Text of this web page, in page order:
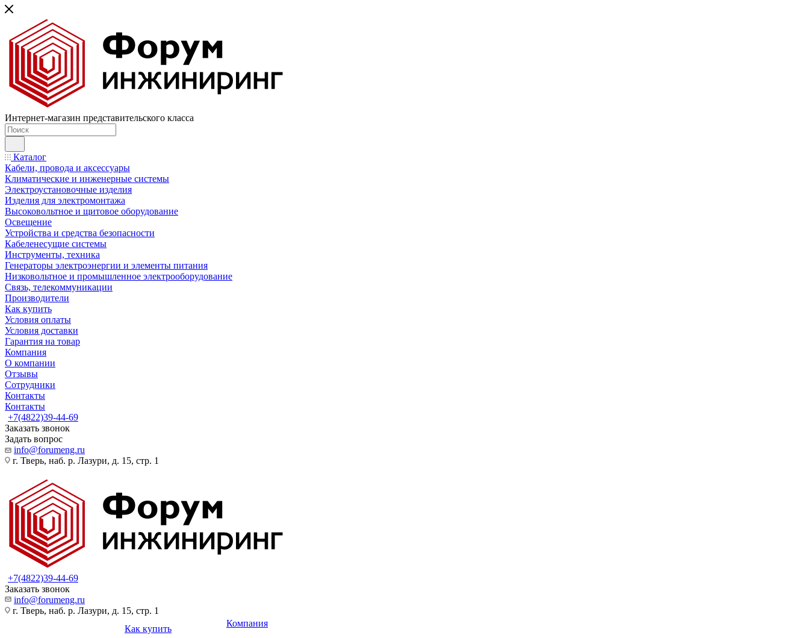
Интернет-магазин представительского класса
Каталог
Кабели, провода и аксессуары
Климатические и инженерные системы
Электроустановочные изделия
Изделия для электромонтажа
Высоковольтное и щитовое оборудование
Освещение
Устройства и средства безопасности
Кабеленесущие системы
Инструменты, техника
Генераторы электроэнергии и элементы питания
Низковольтное и промышленное электрооборудование
Связь, телекоммуникации
Производители
Как купить
Условия оплаты
Условия доставки
Гарантия на товар
Компания
О компании
Отзывы
Сотрудники
Контакты
Контакты
+7(4822)39-44-69
Заказать звонок
Задать вопрос
info@forumeng.ru
г. Тверь, наб. р. Лазури, д. 15, стр. 1
+7(4822)39-44-69
Заказать звонок
info@forumeng.ru
г. Тверь, наб. р. Лазури, д. 15, стр. 1
Как купить
Компания